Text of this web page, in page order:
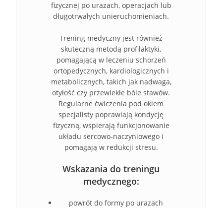
fizycznej po urazach, operacjach lub
długotrwałych unieruchomieniach.
Trening medyczny jest również
skuteczną metodą profilaktyki,
pomagającą w leczeniu schorzeń
ortopedycznych, kardiologicznych i
metabolicznych, takich jak nadwaga,
otyłość czy przewlekłe bóle stawów.
Regularne ćwiczenia pod okiem
specjalisty poprawiają kondycję
fizyczną, wspierają funkcjonowanie
układu sercowo-naczyniowego i
pomagają w redukcji stresu.
Wskazania do treningu
medycznego:
powrót do formy po urazach